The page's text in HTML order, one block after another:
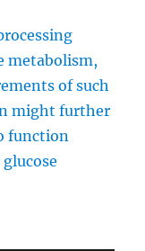
metabolism,
of such
might further
function